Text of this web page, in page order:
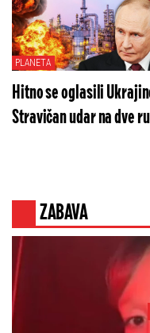
PLANETA
Hitno se oglasili
Stravičan udar na dve
ZABAVA